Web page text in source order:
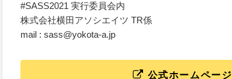
#SASS2021 実行委員会内
株式会社横田アソシエイツ TR係
mail : sass@yokota-a.jp
公式ホームページ